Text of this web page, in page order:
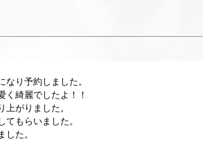
り予約しました。
く綺麗でしたよ！！
がりました。
もらいました。
た。